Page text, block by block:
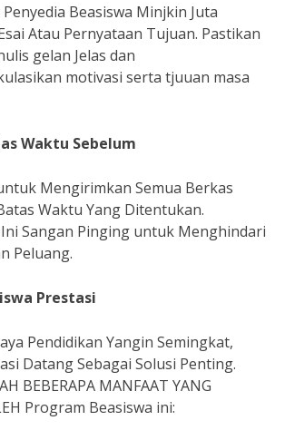
Beasiswa Minjkin Juta
Atau Pernyataan Tujuan. Pastikan
gelan Jelas dan
motivasi serta tjuuan masa
Waktu Sebelum
Mengirimkan Semua Berkas
Waktu Yang Ditentukan.
Sangan Pinging untuk Menghindari
Peluang.
Prestasi
Pendidikan Yangin Semingkat,
Datang Sebagai Solusi Penting.
BEBERAPA MANFAAT YANG
Program Beasiswa ini: